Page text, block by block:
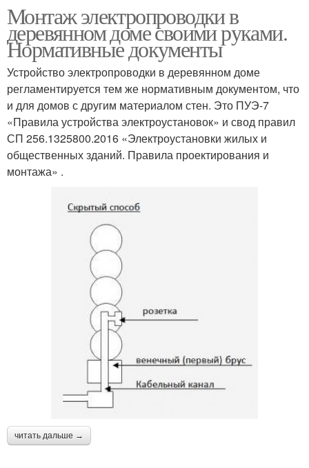
Монтаж электропроводки в
деревянном доме своими руками.
Нормативные документы
Устройство электропроводки в деревянном доме
регламентируется тем же нормативным документом, что
и для домов с другим материалом стен. Это ПУЭ-7
«Правила устройства электроустановок» и свод правил
СП 256.1325800.2016 «Электроустановки жилых и
общественных зданий. Правила проектирования и
монтажа» .
читать дальше →